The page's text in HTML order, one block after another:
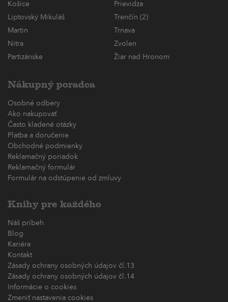
Košice
Prievidza
Liptovský Mikuláš
Trenčín (2)
Martin
Trnava
Nitra
Zvolen
Partizánske
Žiar nad Hronom
Nákupný poradca
Osobné odbery
Ako nakupovať
Často kladené otázky
Platba a doručenie
Obchodné podmienky
Reklamačný poriadok
Reklamačný formulár
Formulár na odstúpenie od zmluvy
Knihy pre každého
Náš príbeh
Blog
Kariéra
Kontakt
Zásady ochrany osobných údajov čl.13
Zásady ochrany osobných údajov čl.14
Informácie o cookies
Zmeniť nastavenia cookies